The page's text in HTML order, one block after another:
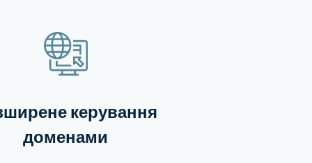
керування
доменами